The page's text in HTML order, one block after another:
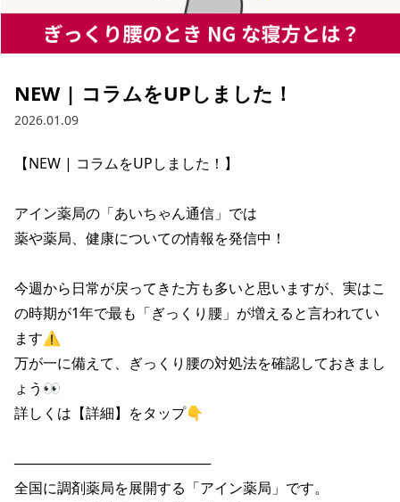
NEW | コラムをUPしました！
2026.01.09
【NEW | コラムをUPしました！】
アイン薬局の「あいちゃん通信」では
薬や薬局、健康についての情報を発信中！
今週から日常が戻ってきた方も多いと思いますが、実はこ
の時期が1年で最も「ぎっくり腰」が増えると言われてい
ます⚠
万が一に備えて、ぎっくり腰の対処法を確認しておきまし
ょう👀
詳しくは【詳細】をタップ👇
────────────────────
全国に調剤薬局を展開する「アイン薬局」です。